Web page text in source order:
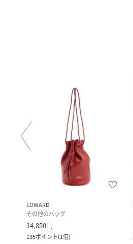
LOWARD
その他のバッグ
14,850円
135ポイント(1倍)